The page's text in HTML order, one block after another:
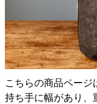
こちらの商品ページ
持ち手に幅があり、